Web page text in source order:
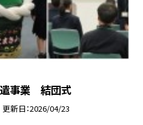
遣事業 結団式
更新日 2026/04/23